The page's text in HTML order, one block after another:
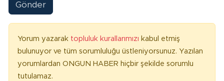
Gönder
Yorum yazarak topluluk kurallarımızı kabul etmiş
bulunuyor ve tüm sorumluluğu üstleniyorsunuz. Yazılan
yorumlardan ONGUN HABER hiçbir şekilde sorumlu
tutulamaz.